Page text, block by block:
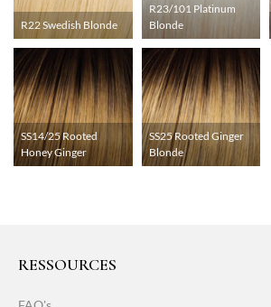
R22 Swedish Blonde
R23/101 Platinum
Blonde
SS14/25 Rooted
Honey Ginger
SS25 Rooted Ginger
Blonde
RESSOURCES